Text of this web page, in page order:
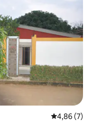
4,86 de uma
4,86 (7)